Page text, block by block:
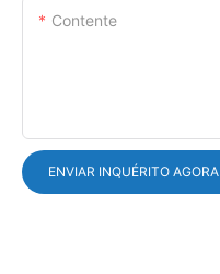
Contente
ENVIAR INQUÉRITO AGORA